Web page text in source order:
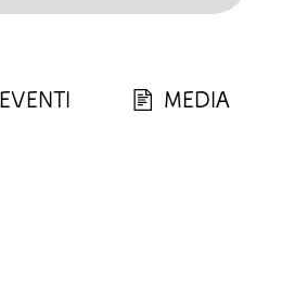
EVENTI MEDIA